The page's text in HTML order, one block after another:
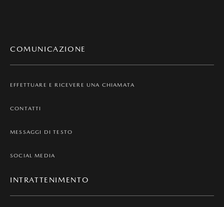
COMUNICAZIONE
EFFETTUARE E RICEVERE UNA CHIAMATA
CONTATTI
MESSAGGI DI TESTO
SOCIAL MEDIA
INTRATTENIMENTO